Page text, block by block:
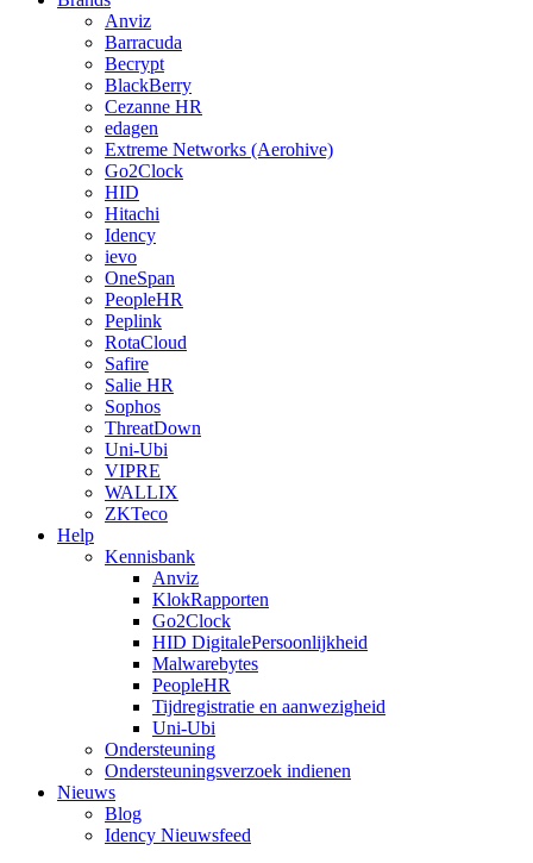
Anviz
Barracuda
Becrypt
BlackBerry
Cezanne HR
edagen
Extreme Networks (Aerohive)
Go2Clock
HID
Hitachi
Idency
ievo
OneSpan
PeopleHR
Peplink
RotaCloud
Safire
Salie HR
Sophos
ThreatDown
Uni-Ubi
VIPRE
WALLIX
ZKTeco
Help
Kennisbank
Anviz
KlokRapporten
Go2Clock
HID DigitalePersoonlijkheid
Malwarebytes
PeopleHR
Tijdregistratie en aanwezigheid
Uni-Ubi
Ondersteuning
Ondersteuningsverzoek indienen
Nieuws
Blog
Idency Nieuwsfeed